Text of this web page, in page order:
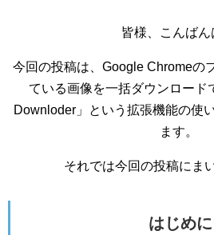
皆様、こんばん
今回の投稿は、Google Chromeの
ている画像を一括ダウンロード
Downloder」という拡張機能の使
ます。
それでは今回の投稿にま
はじめに